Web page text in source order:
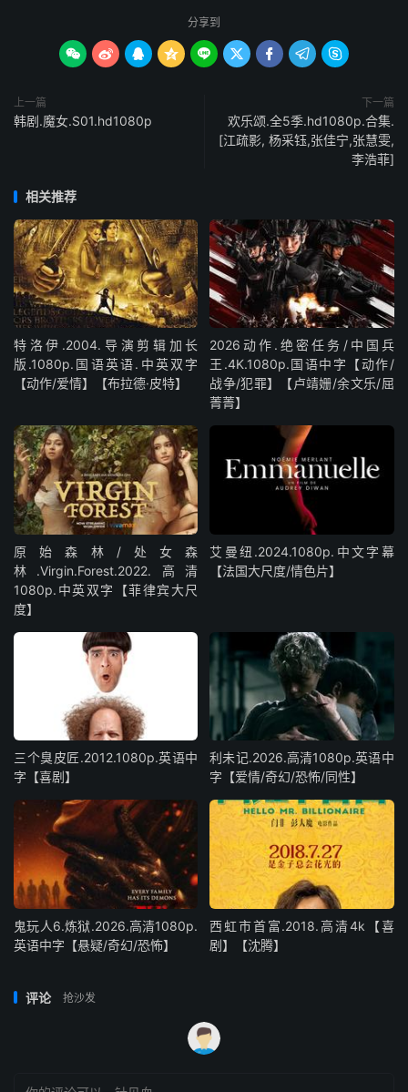
分享到
        
上一篇
韩剧.魔女.S01.hd1080p
下一篇
欢乐颂.全5季.hd1080p.合集.
[江疏影, 杨采钰,张佳宁,张慧雯,
李浩菲]
相关推荐
特洛伊.2004.导演剪辑加长
版.1080p.国语英语.中英双字
【动作/爱情】【布拉德·皮特】
2026动作.绝密任务/中国兵
王.4K.1080p.国语中字【动作/
战争/犯罪】【卢靖姗/余文乐/屈
菁菁】
原始森林/处女森
林.Virgin.Forest.2022.高清
1080p.中英双字【菲律宾大尺
度】
艾曼纽.2024.1080p.中文字幕
【法国大尺度/情色片】
三个臭皮匠.2012.1080p.英语中
字【喜剧】
利未记.2026.高清1080p.英语中
字【爱情/奇幻/恐怖/同性】
鬼玩人6.炼狱.2026.高清1080p.
英语中字【悬疑/奇幻/恐怖】
西虹市首富.2018.高清4k【喜
剧】【沈腾】
评论 抢沙发